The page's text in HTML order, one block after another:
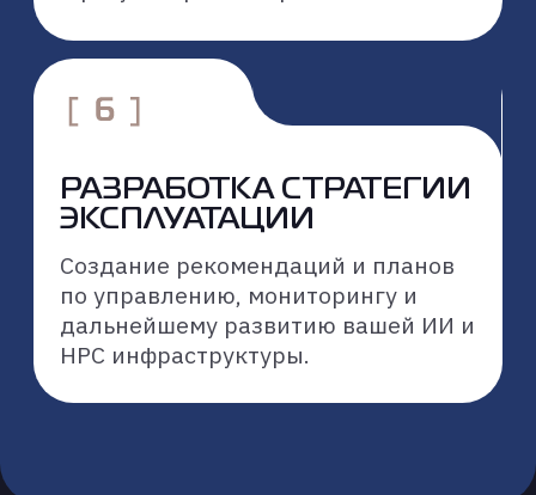
СОБСТВЕННАЯ
ТЕХНОЛОГИЧЕСКАЯ
ПЛАТФОРМА
60+
вендоров-партнеров позволяют
нам бесшовно интегрировать
лучшие решения в вашу ИТ-
экосистему
Наша собственная платформа
управления позволяет мгновенно